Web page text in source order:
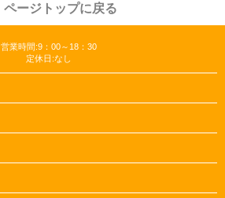
ページトップに戻る
営業時間:9：00～18：30
定休日:なし